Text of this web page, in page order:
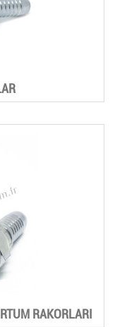
RAKORLARI